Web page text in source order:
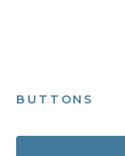
BUTTONS